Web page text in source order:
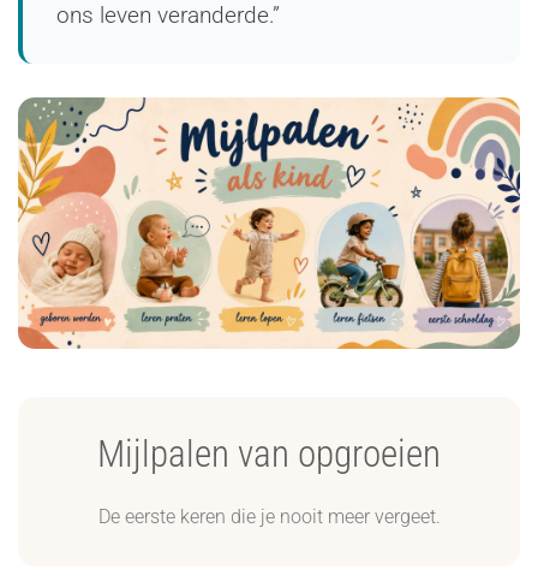
ons leven veranderde.”
Mijlpalen van opgroeien
De eerste keren die je nooit meer vergeet.